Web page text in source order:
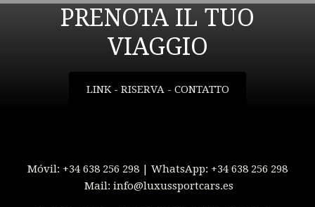
PRENOTA IL TUO
VIAGGIO
LINK - RISERVA - CONTATTO
Móvil: +34 638 256 298 | WhatsApp: +34 638 256 298
Mail: info@luxussportcars.es